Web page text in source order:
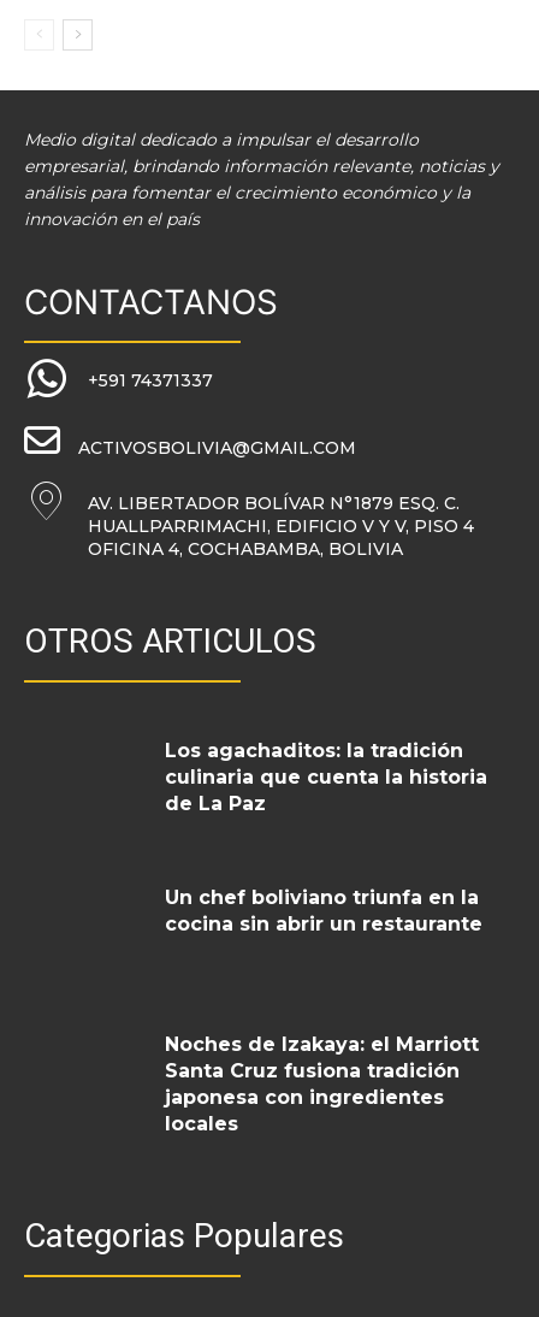
Medio digital dedicado a impulsar el desarrollo
empresarial, brindando información relevante, noticias y
análisis para fomentar el crecimiento económico y la
innovación en el país
CONTACTANOS
+591 74371337
ACTIVOSBOLIVIA@GMAIL.COM
AV. LIBERTADOR BOLÍVAR N°1879 ESQ. C.
HUALLPARRIMACHI, EDIFICIO V Y V, PISO 4
OFICINA 4, COCHABAMBA, BOLIVIA
OTROS ARTICULOS
Los agachaditos: la tradición
culinaria que cuenta la historia
de La Paz
Un chef boliviano triunfa en la
cocina sin abrir un restaurante
Noches de Izakaya: el Marriott
Santa Cruz fusiona tradición
japonesa con ingredientes
locales
Categorias Populares